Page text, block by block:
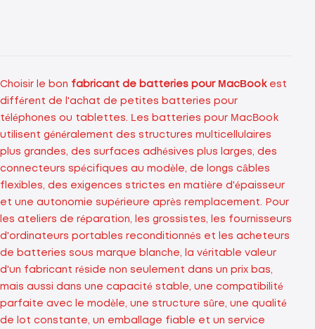
Choisir le bon fabricant de batteries pour MacBookest
différent de l'achat de petites batteries pour
téléphones ou tablettes. Les batteries pour MacBook
utilisent généralement des structures multicellulaires
plus grandes, des surfaces adhésives plus larges, des
connecteurs spécifiques au modèle, de longs câbles
flexibles, des exigences strictes en matière d'épaisseur
et une autonomie supérieure après remplacement. Pour
les ateliers de réparation, les grossistes, les fournisseurs
d'ordinateurs portables reconditionnés et les acheteurs
de batteries sous marque blanche, la véritable valeur
d'un fabricant réside non seulement dans un prix bas,
mais aussi dans une capacité stable, une compatibilité
parfaite avec le modèle, une structure sûre, une qualité
de lot constante, un emballage fiable et un service